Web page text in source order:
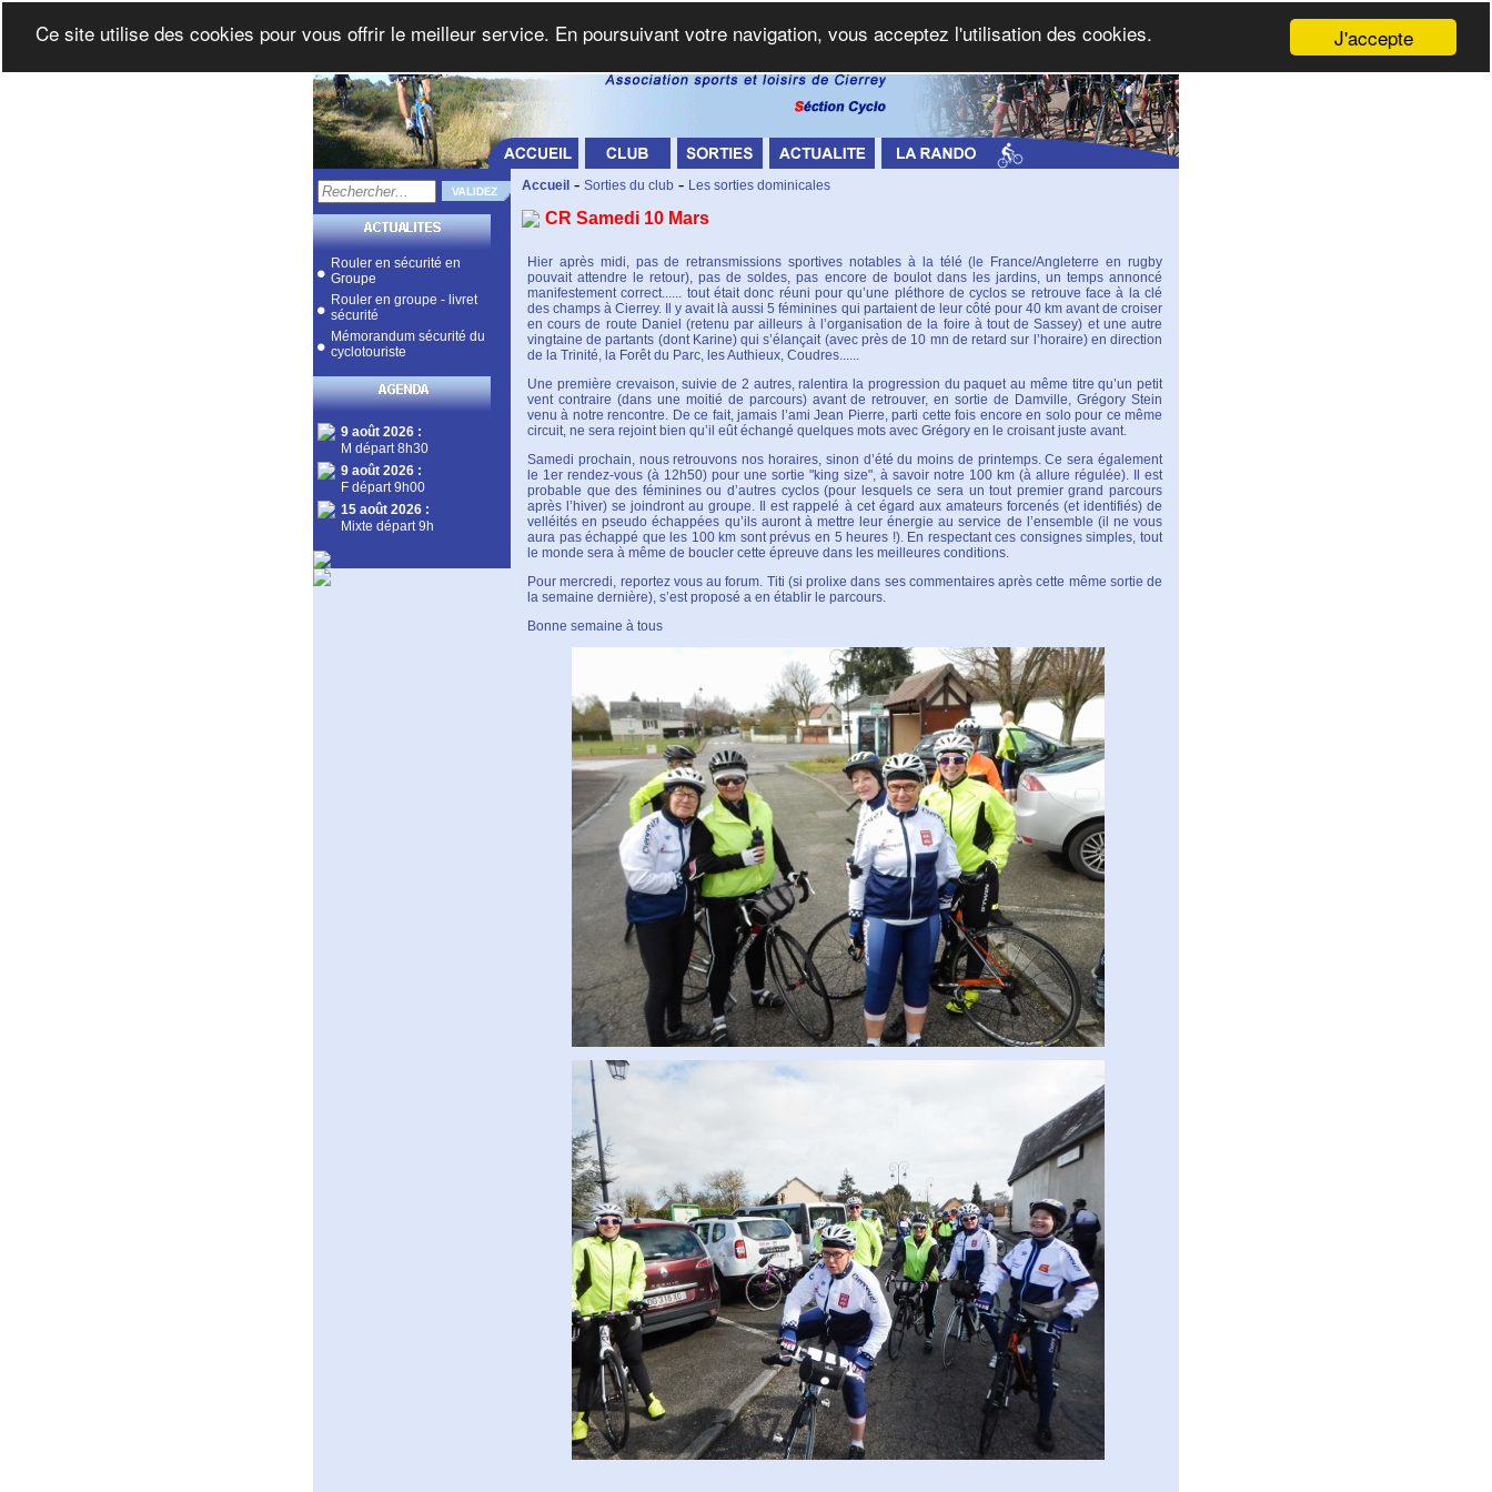
Rouler en sécurité en
Groupe
Rouler en groupe - livret
sécurité
Mémorandum sécurité du
cyclotouriste
9 août 2026 :
M départ 8h30
9 août 2026 :
F départ 9h00
15 août 2026 :
Mixte départ 9h
Accueil - Sorties du club - Les sorties dominicales
CR Samedi 10 Mars
Hier après midi, pas de retransmissions sportives notables à la télé (le France/Angleterre en rugby
pouvait attendre le retour), pas de soldes, pas encore de boulot dans les jardins, un temps annoncé
manifestement correct...... tout était donc réuni pour qu’une pléthore de cyclos se retrouve face à la clé
des champs à Cierrey. Il y avait là aussi 5 féminines qui partaient de leur côté pour 40 km avant de croiser
en cours de route Daniel (retenu par ailleurs à l’organisation de la foire à tout de Sassey) et une autre
vingtaine de partants (dont Karine) qui s’élançait (avec près de 10 mn de retard sur l’horaire) en direction
de la Trinité, la Forêt du Parc, les Authieux, Coudres......
Une première crevaison, suivie de 2 autres, ralentira la progression du paquet au même titre qu’un petit
vent contraire (dans une moitié de parcours) avant de retrouver, en sortie de Damville, Grégory Stein
venu à notre rencontre. De ce fait, jamais l’ami Jean Pierre, parti cette fois encore en solo pour ce même
circuit, ne sera rejoint bien qu’il eût échangé quelques mots avec Grégory en le croisant juste avant.
Samedi prochain, nous retrouvons nos horaires, sinon d’été du moins de printemps. Ce sera également
le 1er rendez-vous (à 12h50) pour une sortie "king size", à savoir notre 100 km (à allure régulée). Il est
probable que des féminines ou d’autres cyclos (pour lesquels ce sera un tout premier grand parcours
après l’hiver) se joindront au groupe. Il est rappelé à cet égard aux amateurs forcenés (et identifiés) de
velléités en pseudo échappées qu’ils auront à mettre leur énergie au service de l’ensemble (il ne vous
aura pas échappé que les 100 km sont prévus en 5 heures !). En respectant ces consignes simples, tout
le monde sera à même de boucler cette épreuve dans les meilleures conditions.
Pour mercredi, reportez vous au forum. Titi (si prolixe dans ses commentaires après cette même sortie de
la semaine dernière), s’est proposé a en établir le parcours.
Bonne semaine à tous
J'accepte
Ce site utilise des cookies pour vous offrir le meilleur service. En poursuivant votre navigation, vous acceptez l'utilisation des cookies.